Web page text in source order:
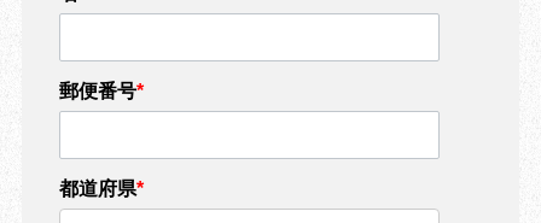
郵便番号*
都道府県*